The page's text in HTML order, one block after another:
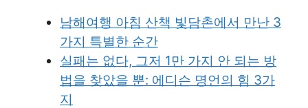
남해여행 아침 산책 빛담촌에서 만난 3
가지 특별한 순간
실패는 없다, 그저 1만 가지 안 되는 방
법을 찾았을 뿐: 에디슨 명언의 힘 3가
지